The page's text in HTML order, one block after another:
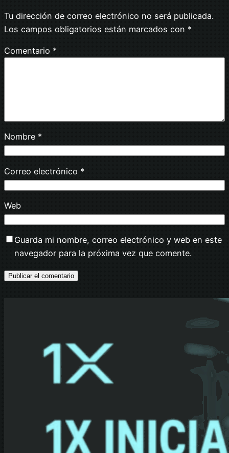
Tu dirección de correo electrónico no será publicada.
Los campos obligatorios están marcados con *
Comentario *
Nombre *
Correo electrónico *
Web
Guarda mi nombre, correo electrónico y web en este
navegador para la próxima vez que comente.